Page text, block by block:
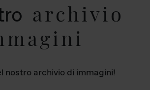
archivio
nostro archivio di immagini!